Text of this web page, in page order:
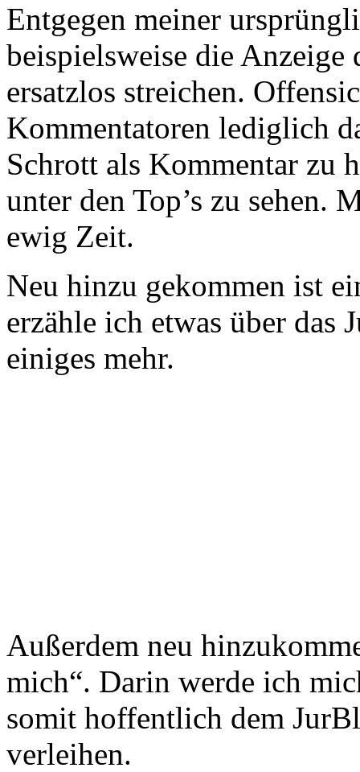
Entgegen meiner
beispielsweise die Anzeige
ersatzlos streichen.
Kommentatoren lediglich
Schrott als Kommentar zu
unter den Top’s zu sehen.
ewig Zeit.
Neu hinzu gekommen ist
erzähle ich etwas über das
einiges mehr.
Außerdem neu
mich“. Darin werde ich
somit hoffentlich dem
verleihen.